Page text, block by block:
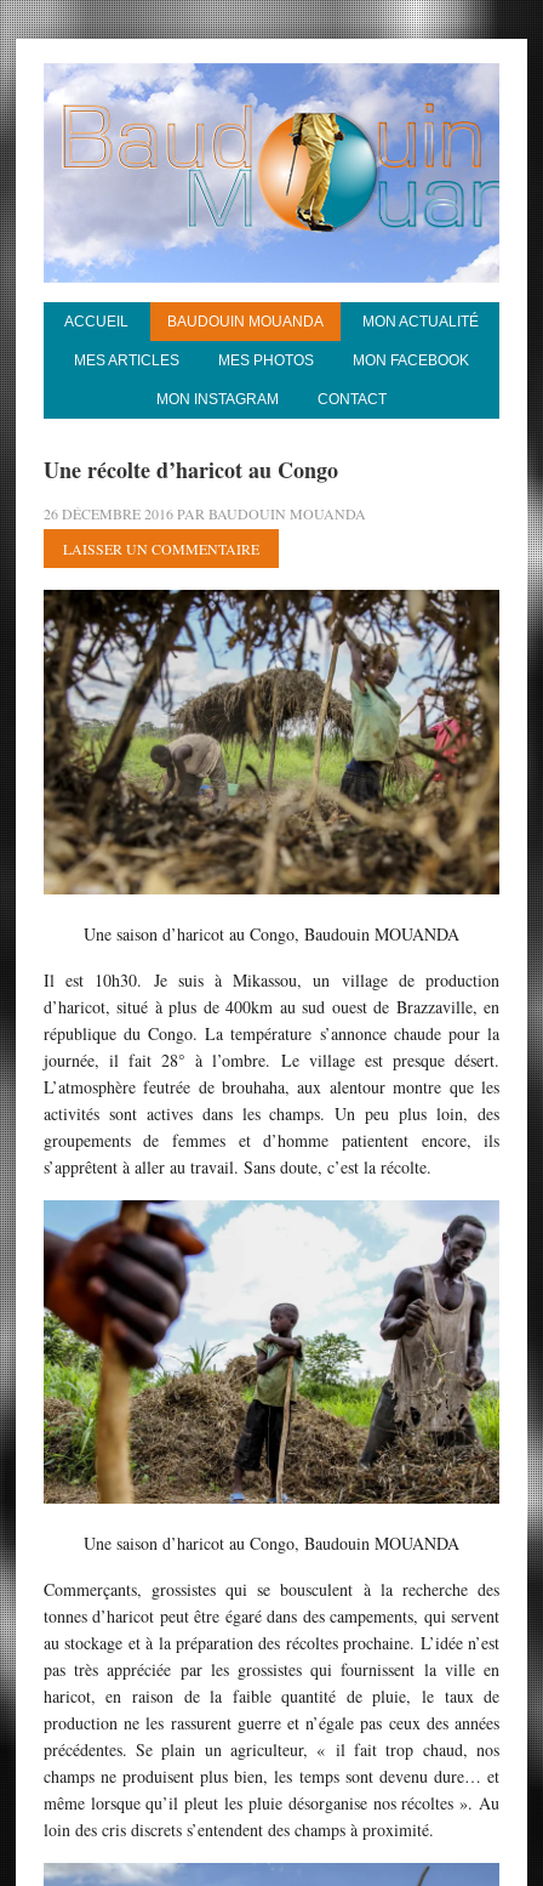
ACCUEIL BAUDOUIN MOUANDA MON ACTUALITÉ
MES ARTICLES MES PHOTOS MON FACEBOOK
MON INSTAGRAM CONTACT
Une récolte d’haricot au Congo
26 DÉCEMBRE 2016PAR BAUDOUIN MOUANDA
LAISSER UN COMMENTAIRE
Une saison d’haricot au Congo, Baudouin MOUANDA
Il est 10h30. Je suis à Mikassou, un village de production
d’haricot, situé à plus de 400km au sud ouest de Brazzaville, en
république du Congo. La température s’annonce chaude pour la
journée, il fait 28° à l’ombre. Le village est presque désert.
L’atmosphère feutrée de brouhaha, aux alentour montre que les
activités sont actives dans les champs. Un peu plus loin, des
groupements de femmes et d’homme patientent encore, ils
s’apprêtent à aller au travail. Sans doute, c’est la récolte.
Une saison d’haricot au Congo, Baudouin MOUANDA
Commerçants, grossistes qui se bousculent à la recherche des
tonnes d’haricot peut être égaré dans des campements, qui servent
au stockage et à la préparation des récoltes prochaine. L’idée n’est
pas très appréciée par les grossistes qui fournissent la ville en
haricot, en raison de la faible quantité de pluie, le taux de
production ne les rassurent guerre et n’égale pas ceux des années
précédentes. Se plain un agriculteur, « il fait trop chaud, nos
champs ne produisent plus bien, les temps sont devenu dure… et
même lorsque qu’il pleut les pluie désorganise nos récoltes ». Au
loin des cris discrets s’entendent des champs à proximité.